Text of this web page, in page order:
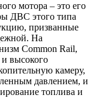
мотора – это его
ДВС этого типа
призванные
На
Common Rail,
высокого
камеру,
давлением, и
топлива и